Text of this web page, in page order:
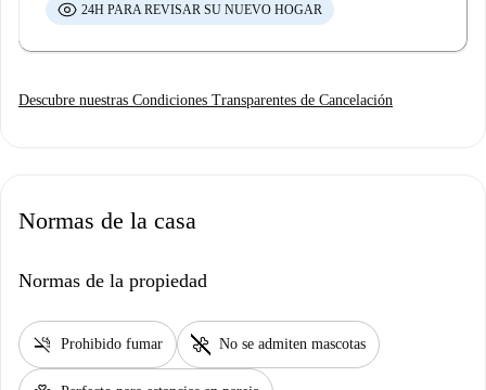
24H PARA REVISAR SU NUEVO HOGAR
Descubre nuestras Condiciones Transparentes de Cancelación
Normas de la casa
Normas de la propiedad
smoke_free Prohibido fumar pet_supplies No se admiten mascotas